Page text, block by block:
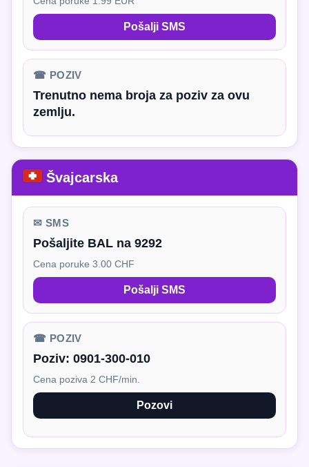
Pošalji SMS
☎ POZIV
Trenutno nema broja za poziv za ovu
zemlju.
Švajcarska
✉ SMS
Pošaljite BAL na 9292
Cena poruke 3.00 CHF
Pošalji SMS
☎ POZIV
Poziv: 0901-300-010
Cena poziva 2 CHF/min.
Pozovi